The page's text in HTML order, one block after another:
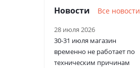
Новости Все новости
28 июля 2026
30-31 июля магазин
временно не работает по
техническим причинам